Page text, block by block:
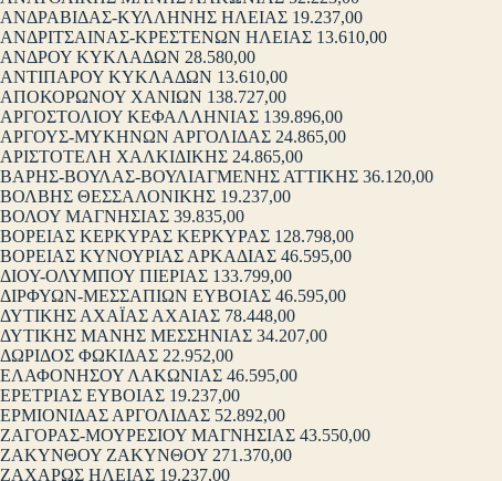
ΑΝΔΡΑΒΙΔΑΣ-ΚΥΛΛΗΝΗΣ ΗΛΕΙΑΣ 19.237,00
ΑΝΔΡΙΤΣΑΙΝΑΣ-ΚΡΕΣΤΕΝΩΝ ΗΛΕΙΑΣ 13.610,00
ΑΝΔΡΟΥ ΚΥΚΛΑΔΩΝ 28.580,00
ΑΝΤΙΠΑΡΟΥ ΚΥΚΛΑΔΩΝ 13.610,00
ΑΠΟΚΟΡΩΝΟΥ ΧΑΝΙΩΝ 138.727,00
ΑΡΓΟΣΤΟΛΙΟΥ ΚΕΦΑΛΛΗΝΙΑΣ 139.896,00
ΑΡΓΟΥΣ-ΜΥΚΗΝΩΝ ΑΡΓΟΛΙΔΑΣ 24.865,00
ΑΡΙΣΤΟΤΕΛΗ ΧΑΛΚΙΔΙΚΗΣ 24.865,00
ΒΑΡΗΣ-ΒΟΥΛΑΣ-ΒΟΥΛΙΑΓΜΕΝΗΣ ΑΤΤΙΚΗΣ 36.120,00
ΒΟΛΒΗΣ ΘΕΣΣΑΛΟΝΙΚΗΣ 19.237,00
ΒΟΛΟΥ ΜΑΓΝΗΣΙΑΣ 39.835,00
ΒΟΡΕΙΑΣ ΚΕΡΚΥΡΑΣ ΚΕΡΚΥΡΑΣ 128.798,00
ΒΟΡΕΙΑΣ ΚΥΝΟΥΡΙΑΣ ΑΡΚΑΔΙΑΣ 46.595,00
ΔΙΟΥ-ΟΛΥΜΠΟΥ ΠΙΕΡΙΑΣ 133.799,00
ΔΙΡΦΥΩΝ-ΜΕΣΣΑΠΙΩΝ ΕΥΒΟΙΑΣ 46.595,00
ΔΥΤΙΚΗΣ ΑΧΑΪΑΣ ΑΧΑΙΑΣ 78.448,00
ΔΥΤΙΚΗΣ ΜΑΝΗΣ ΜΕΣΣΗΝΙΑΣ 34.207,00
ΔΩΡΙΔΟΣ ΦΩΚΙΔΑΣ 22.952,00
ΕΛΑΦΟΝΗΣΟΥ ΛΑΚΩΝΙΑΣ 46.595,00
ΕΡΕΤΡΙΑΣ ΕΥΒΟΙΑΣ 19.237,00
ΕΡΜΙΟΝΙΔΑΣ ΑΡΓΟΛΙΔΑΣ 52.892,00
ΖΑΓΟΡΑΣ-ΜΟΥΡΕΣΙΟΥ ΜΑΓΝΗΣΙΑΣ 43.550,00
ΖΑΚΥΝΘΟΥ ΖΑΚΥΝΘΟΥ 271.370,00
ΖΑΧΑΡΩΣ ΗΛΕΙΑΣ 19.237,00